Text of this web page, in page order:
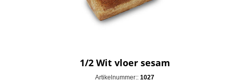
1/2 Wit vloer sesam
Artikelnummer:: 1027